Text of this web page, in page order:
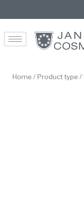
Home /Product type /